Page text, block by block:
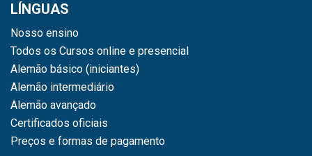
LÍNGUAS
Nosso ensino
Todos os Cursos online e presencial
Alemão básico (iniciantes)
Alemão intermediário
Alemão avançado
Certificados oficiais
Preços e formas de pagamento